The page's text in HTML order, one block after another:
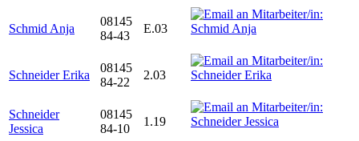
Schmid Anja
08145
84-43
E.03
Schneider Erika
08145
84-22
2.03
Schneider
Jessica
08145
84-10
1.19